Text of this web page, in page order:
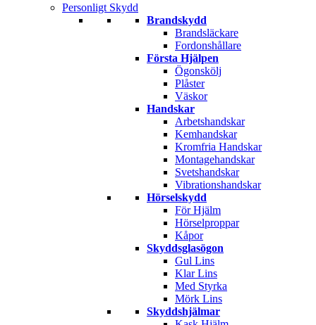
Personligt Skydd
Brandskydd
Brandsläckare
Fordonshållare
Första Hjälpen
Ögonskölj
Plåster
Väskor
Handskar
Arbetshandskar
Kemhandskar
Kromfria Handskar
Montagehandskar
Svetshandskar
Vibrationshandskar
Hörselskydd
För Hjälm
Hörselproppar
Kåpor
Skyddsglasögon
Gul Lins
Klar Lins
Med Styrka
Mörk Lins
Skyddshjälmar